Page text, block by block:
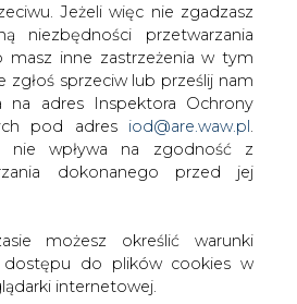
Jeżeli więc nie zgadzasz
niezbędności przetwarzania
masz inne zastrzeżenia w tym
zgłoś sprzeciw lub prześlij nam
na adres Inspektora Ochrony
pod adres iod@are.waw.pl
nie wpływa na zgodność z
dokonanego przed jej
możesz określić warunki
dostępu do plików cookies w
internetowej.
niemieckich elit
budowa
sposób na
się od "niestabilnej" i
Ukrainy - mówi w
Thomas O'Donnell,
i
berlińskiego
jej mitem Ost-Politik,